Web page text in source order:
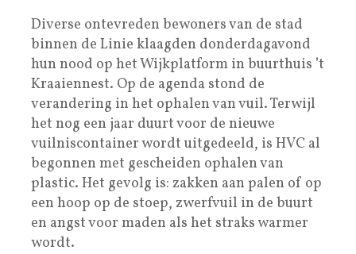
Diverse ontevreden bewoners van de stad
binnen de Linie klaagden donderdagavond
hun nood op het Wijkplatform in buurthuis ’t
Kraaiennest. Op de agenda stond de
verandering in het ophalen van vuil. Terwijl
het nog een jaar duurt voor de nieuwe
vuilniscontainer wordt uitgedeeld, is HVC al
begonnen met gescheiden ophalen van
plastic. Het gevolg is: zakken aan palen of op
een hoop op de stoep, zwerfvuil in de buurt
en angst voor maden als het straks warmer
wordt.